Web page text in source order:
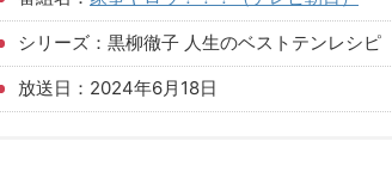
シリーズ：黒柳徹子 人生のベストテンレシピ
放送日：2024年6月18日